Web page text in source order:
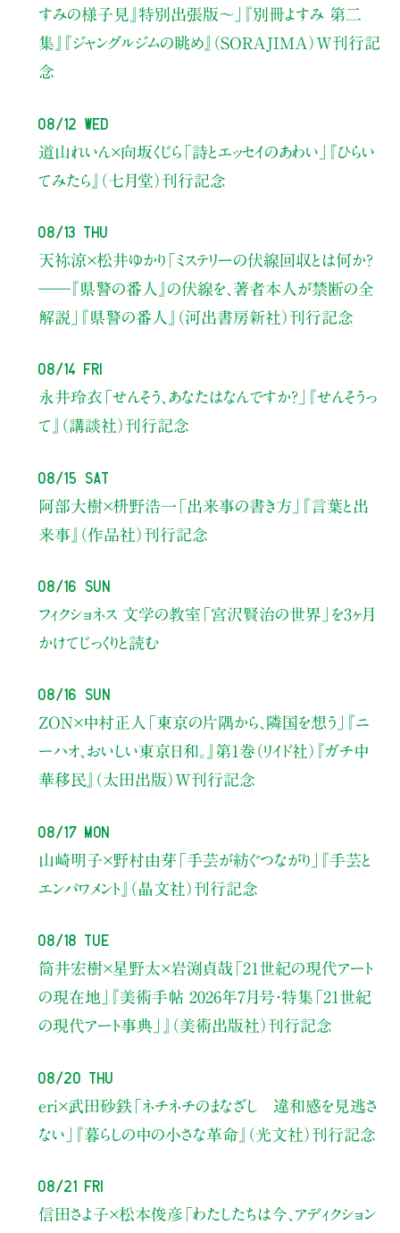
すみの様子見』特別出張版〜」
『別冊よすみ 第二
集』『ジャングルジムの眺め』（SORAJIMA）W刊行記
念
08/12 Wed
道山れいん×向坂くじら 「詩とエッセイのあわい」
『ひらい
てみたら』（七月堂）刊行記念
08/13 Thu
天祢涼×松井ゆかり 「ミステリーの伏線回収とは何か？
――『県警の番人』の伏線を、著者本人が禁断の全
解説」
『県警の番人』（河出書房新社）刊行記念
08/14 Fri
永井玲衣 「せんそう、あなたはなんですか？」
『せんそうっ
て』（講談社）刊行記念
08/15 Sat
阿部大樹×枡野浩一 「出来事の書き方」
『言葉と出
来事』（作品社）刊行記念
08/16 Sun
フィクショネス 文学の教室 「宮沢賢治の世界」を3ヶ月
かけてじっくりと読む
08/16 Sun
ZON×中村正人 「東京の片隅から、隣国を想う」
『ニ
ーハオ、おいしい東京日和。』第1巻（リイド社）
『ガチ中
華移民』（太田出版）W刊行記念
08/17 Mon
山崎明子×野村由芽 「手芸が紡ぐつながり」
『手芸と
エンパワメント』（晶文社）刊行記念
08/18 Tue
筒井宏樹×星野太×岩渕貞哉 「21世紀の現代アート
の現在地」
『美術手帖 2026年7月号・特集「21世紀
の現代アート事典」』（美術出版社）刊行記念
08/20 Thu
eri×武田砂鉄「ネチネチのまなざし 違和感を見逃さ
ない」
『暮らしの中の小さな革命』（光文社）刊行記念
08/21 Fri
信田さよ子×松本俊彦 「わたしたちは今、アディクション